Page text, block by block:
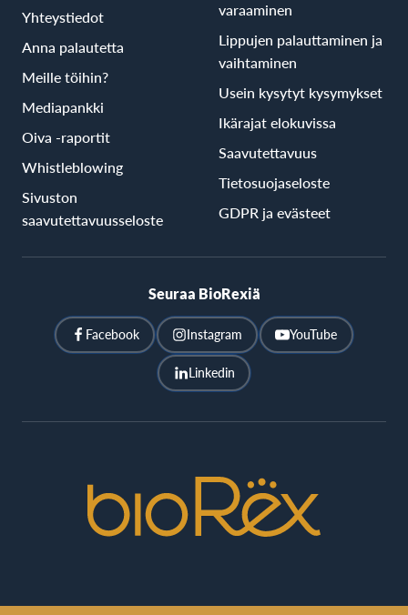
Yhteystiedot
Anna palautetta
Meille töihin?
Mediapankki
Oiva -raportit
Whistleblowing
Sivuston
saavutettavuusseloste
varaaminen
Lippujen palauttaminen ja
vaihtaminen
Usein kysytyt kysymykset
Ikärajat elokuvissa
Saavutettavuus
Tietosuojaseloste
GDPR ja evästeet
Seuraa BioRexiä
Facebook Instagram YouTube
Linkedin
Cinemas